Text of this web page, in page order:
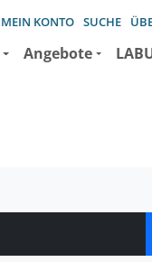
MEIN KONTO SUCHE
Angebote